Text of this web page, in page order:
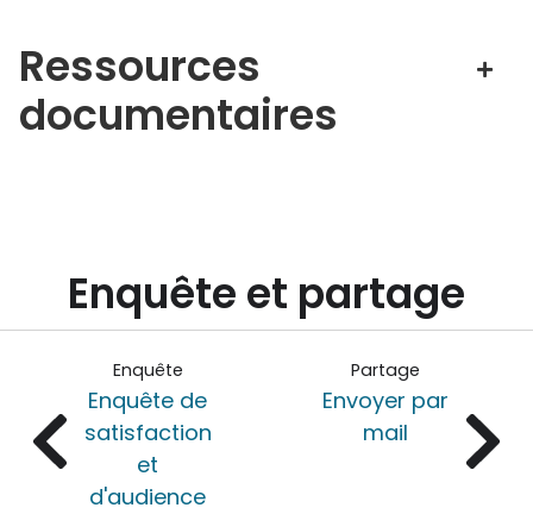
Ressources
documentaires
Enquête et partage
Enquête
Enquête de
satisfaction
et
d'audience
Partage
Envoyer par
mail